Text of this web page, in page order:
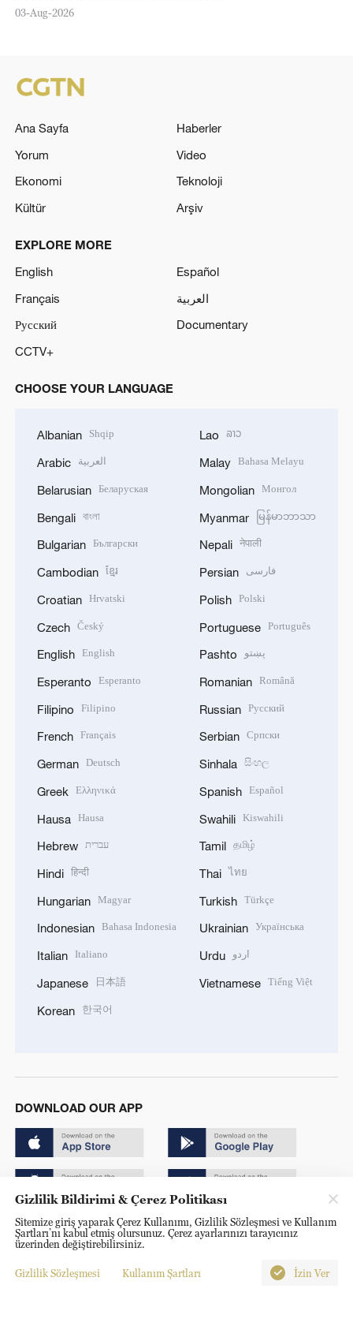
03-Aug-2026
Ana Sayfa
Haberler
Yorum
Video
Ekonomi
Teknoloji
Kültür
Arşiv
EXPLORE MORE
English
Español
Français
العربية
Русский
Documentary
CCTV+
CHOOSE YOUR LANGUAGE
Albanian Shqip
Arabic العربية
Belarusian Беларуская
Bengali বাংলা
Bulgarian Български
Cambodian ខ្មែរ
Croatian Hrvatski
Czech Český
English English
Esperanto Esperanto
Filipino Filipino
French Français
German Deutsch
Greek Ελληνικά
Hausa Hausa
Hebrew עברית
Hindi हिन्दी
Hungarian Magyar
Indonesian Bahasa Indonesia
Italian Italiano
Japanese 日本語
Korean 한국어
Lao ລາວ
Malay Bahasa Melayu
Mongolian Монгол
Myanmar မြန်မာဘာသာ
Nepali नेपाली
Persian فارسی
Polish Polski
Portuguese Português
Pashto پښتو
Romanian Română
Russian Русский
Serbian Српски
Sinhala සිංහල
Spanish Español
Swahili Kiswahili
Tamil தமிழ்
Thai ไทย
Turkish Türkçe
Ukrainian Українська
Urdu اردو
Vietnamese Tiếng Việt
DOWNLOAD OUR APP
Copyright © 2024 CGTN.
京ICP备20000184号
京公网安备 11010502050052号
Gizlilik Bildirimi & Çerez Politikası
Sitemize giriş yaparak Çerez Kullanımı, Gizlilik Sözleşmesi ve Kullanım
Şartları’nı kabul etmiş olursunuz. Çerez ayarlarınızı tarayıcınız
üzerinden değiştirebilirsiniz.
Gizlilik Sözleşmesi Kullanım Şartları İzin Ver